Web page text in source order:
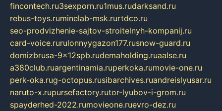
fincontech.ru3sexporn.ru1mus.rudarksand.ru
rebus-toys.ruminelab-msk.rurtdco.ru
seo-prodvizhenie-sajtov-stroitelnyh-kompanij.ru
card-voice.rurulonnyygazon177.rusnow-guard.ru
domizbrusa-9x12spb.rudemaholding.ruaalse.ru
a380club.ruargentinamia.ruperkoka.rumovie-one.ru
perk-oka.rug-octopus.rusibarchives.ruandreislyusar.ru
naruto-x.rupursefactory.rutor-lyubov-i-grom.ru
spayderhed-2022.rumovieone.ruevro-dez.ru